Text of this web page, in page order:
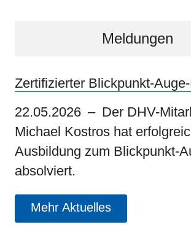
Meldungen
Zertifizierter Blickpunkt-
22.05.2026
Der DHV-
Michael Kostros hat
Ausbildung zum Blickpunkt-
absolviert.
Mehr Aktuelles